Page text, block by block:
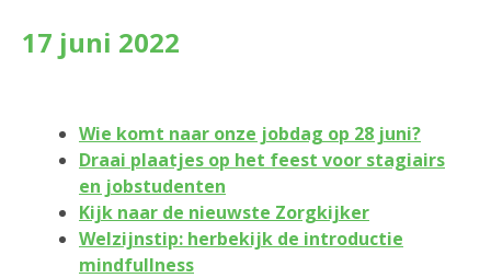
17 juni 2022
Wie komt naar onze jobdag op 28 juni?
Draai plaatjes op het feest voor stagiairs
en jobstudenten
Kijk naar de nieuwste Zorgkijker
Welzijnstip: herbekijk de introductie
mindfullness